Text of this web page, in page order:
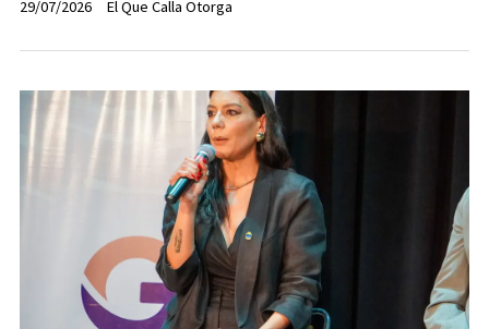
El Que Calla Otorga
29/07/2026